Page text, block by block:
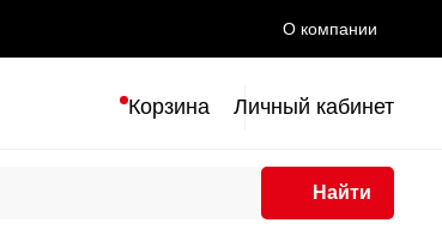
О компании
Корзина Личный кабинет
Найти